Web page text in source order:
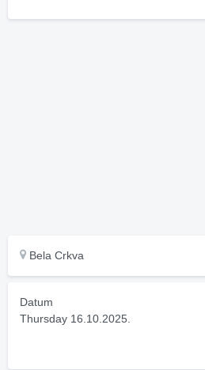
Bela Crkva
Datum
Thursday 16.10.2025.